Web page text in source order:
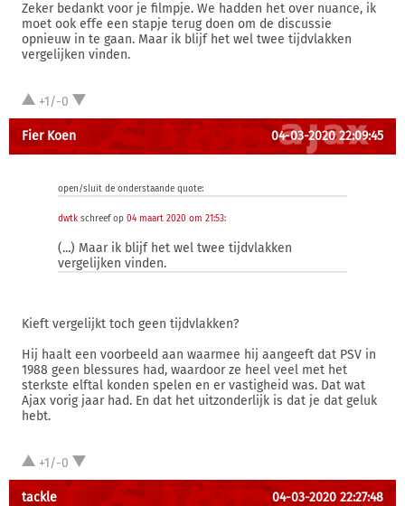
Zeker bedankt voor je filmpje. We hadden het over nuance, ik
moet ook effe een stapje terug doen om de discussie
opnieuw in te gaan. Maar ik blijf het wel twee tijdvlakken
vergelijken vinden.
+1/-0
Fier Koen 04-03-2020 22:09:45
open/sluit de onderstaande quote:
dwtk schreef op 04 maart 2020 om 21:53:
(...) Maar ik blijf het wel twee tijdvlakken
vergelijken vinden.
Kieft vergelijkt toch geen tijdvlakken?
Hij haalt een voorbeeld aan waarmee hij aangeeft dat PSV in
1988 geen blessures had, waardoor ze heel veel met het
sterkste elftal konden spelen en er vastigheid was. Dat wat
Ajax vorig jaar had. En dat het uitzonderlijk is dat je dat geluk
hebt.
+1/-0
tackle 04-03-2020 22:27:48